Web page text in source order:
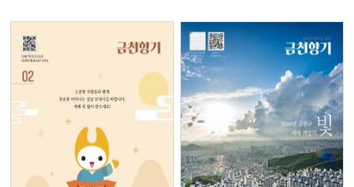
생생통신
‘개미 유아숲체험원
가족의 마음을 잇는 감각놀이터‘가가호호:금천감각정원 ’
금천을 즐기는 방법 금천9경 스탬프투어
-
내일의 힘이 되는 따뜻한 한 끼‘ 금천 청소년 응원밥상
금천이야기
금천구민과 함께하는 일상 속 건강 활력소‘동동 금천구를 걸